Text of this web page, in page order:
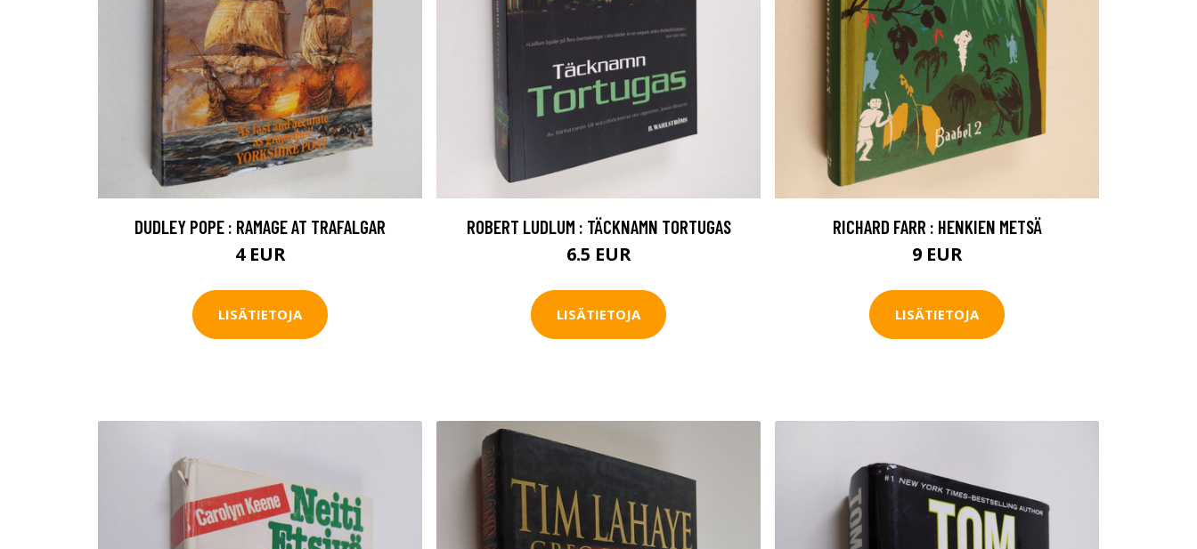
DUDLEY POPE : RAMAGE AT TRAFALGAR
4 EUR
LISÄTIETOJA
ROBERT LUDLUM : TÄCKNAMN TORTUGAS
6.5 EUR
LISÄTIETOJA
RICHARD FARR : HENKIEN METSÄ
9 EUR
LISÄTIETOJA